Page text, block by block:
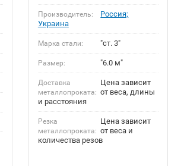
Производитель:
Россия;
Украина
Марка стали: "ст. 3"
Размер: "6.0 м"
Доставка
металлопроката:
Цена зависит
от веса, длины
и расстояния
Резка
металлопроката:
Цена зависит
от веса и
количества резов